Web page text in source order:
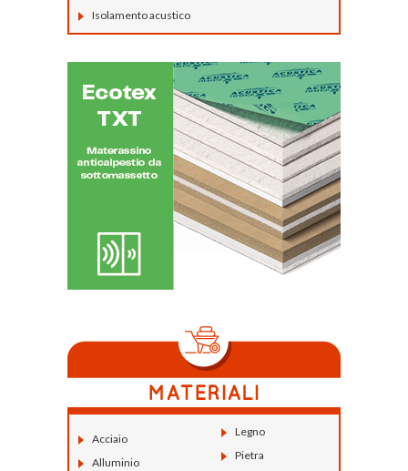
Isolamento acustico
Acciaio
Alluminio
Legno
Pietra